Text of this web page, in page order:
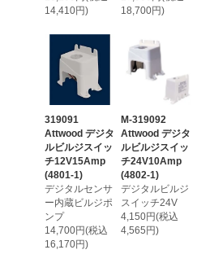
14,410円)
18,700円)
319091
Attwood デジタ
ルビルジスイッ
チ12V15Amp
(4801-1)
デジタルセンサ
ー内蔵ビルジポ
ンプ
14,700円(税込
16,170円)
M-319092
Attwood デジタ
ルビルジスイッ
チ24V10Amp
(4802-1)
デジタルビルジ
スイッチ24V
4,150円(税込
4,565円)